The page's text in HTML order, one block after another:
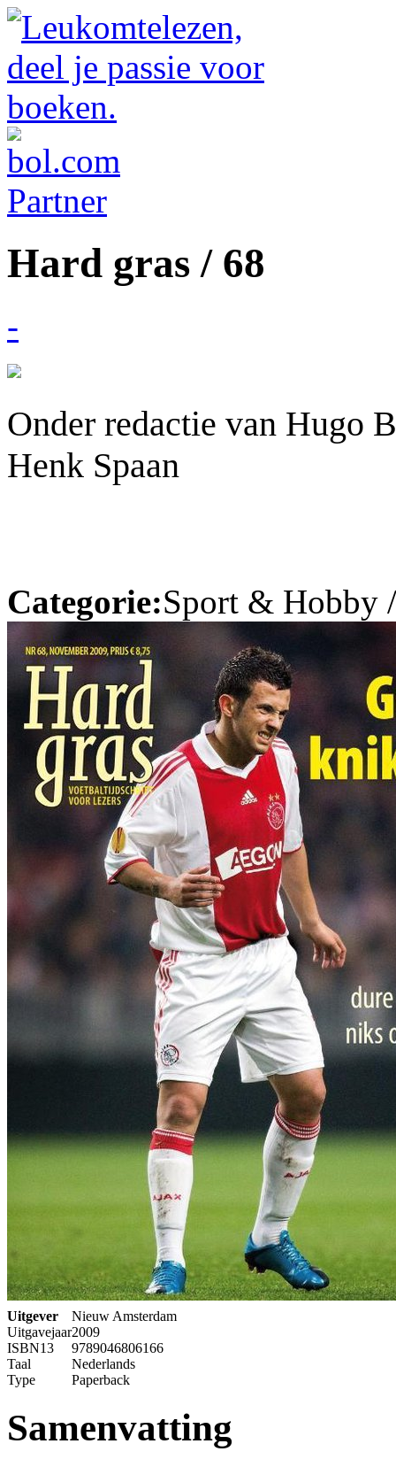
Hard gras / 68
-
Onder redactie van Hugo
Henk Spaan
Categorie:Sport & Hobby
Uitgever
Nieuw Amsterdam
Uitgavejaar2009
ISBN13
9789046806166
Taal
Nederlands
Type
Paperback
Samenvatting